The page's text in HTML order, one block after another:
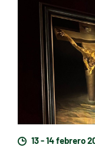
13 - 14 febrero